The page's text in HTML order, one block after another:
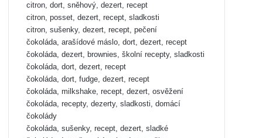
citron, dort, sněhový, dezert, recept
citron, posset, dezert, recept, sladkosti
citron, sušenky, dezert, recept, pečení
čokoláda, arašídové máslo, dort, dezert, recept
čokoláda, dezert, brownies, školní recepty, sladkosti
čokoláda, dort, dezert, recept
čokoláda, dort, fudge, dezert, recept
čokoláda, milkshake, recept, dezert, osvěžení
čokoláda, recepty, dezerty, sladkosti, domácí
čokolády
čokoláda, sušenky, recept, dezert, sladké